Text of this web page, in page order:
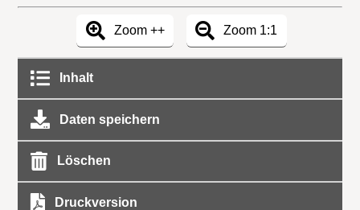
Zoom ++ Zoom 1:1
Inhalt
Daten speichern
Löschen
Druckversion